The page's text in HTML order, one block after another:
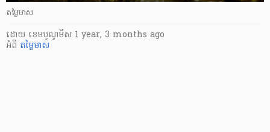
តម្លៃមាស
ដោយ ​ ខេមបូណូមីស 1 year, 3 months ago
អំពី តម្លៃមាស